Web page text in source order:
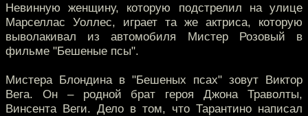
Невинную женщину, которую подстрелил на улице
Марселлас Уоллес, играет та же актриса, которую
выволакивал из автомобиля Мистер Розовый в
фильме "Бешеные псы".
Мистера Блондина в "Бешеных псах" зовут Виктор
Вега. Он – родной брат героя Джона Траволты,
Винсента Веги. Дело в том, что Тарантино написал